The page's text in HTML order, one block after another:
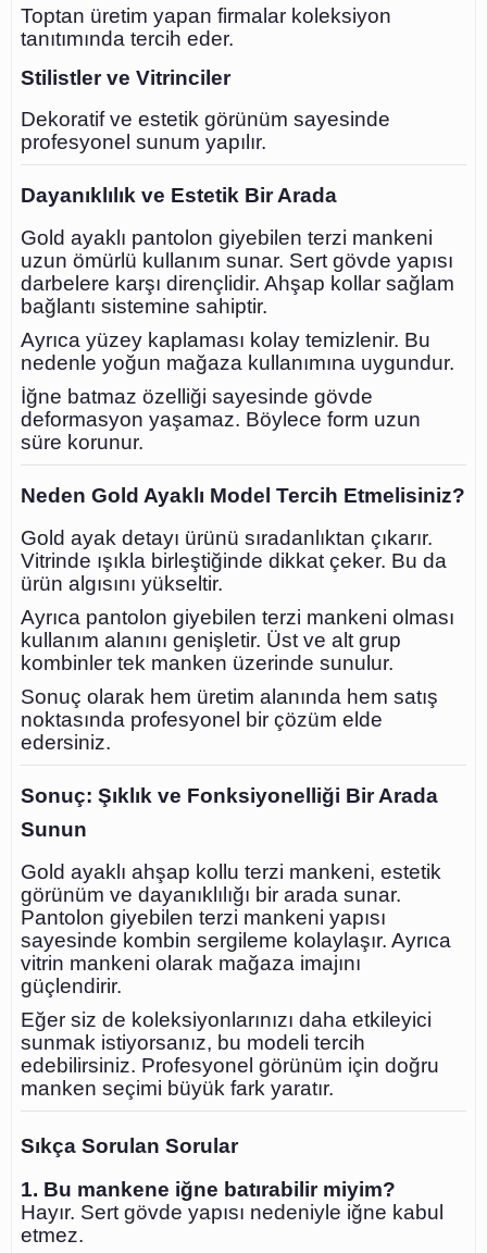
Toptan üretim yapan firmalar koleksiyon
tanıtımında tercih eder.
Stilistler ve Vitrinciler
Dekoratif ve estetik görünüm sayesinde
profesyonel sunum yapılır.
Dayanıklılık ve Estetik Bir Arada
Gold ayaklı pantolon giyebilen terzi mankeni
uzun ömürlü kullanım sunar. Sert gövde yapısı
darbelere karşı dirençlidir. Ahşap kollar sağlam
bağlantı sistemine sahiptir.
Ayrıca yüzey kaplaması kolay temizlenir. Bu
nedenle yoğun mağaza kullanımına uygundur.
İğne batmaz özelliği sayesinde gövde
deformasyon yaşamaz. Böylece form uzun
süre korunur.
Neden Gold Ayaklı Model Tercih Etmelisiniz?
Gold ayak detayı ürünü sıradanlıktan çıkarır.
Vitrinde ışıkla birleştiğinde dikkat çeker. Bu da
ürün algısını yükseltir.
Ayrıca pantolon giyebilen terzi mankeni olması
kullanım alanını genişletir. Üst ve alt grup
kombinler tek manken üzerinde sunulur.
Sonuç olarak hem üretim alanında hem satış
noktasında profesyonel bir çözüm elde
edersiniz.
Sonuç: Şıklık ve Fonksiyonelliği Bir Arada
Sunun
Gold ayaklı ahşap kollu terzi mankeni, estetik
görünüm ve dayanıklılığı bir arada sunar.
Pantolon giyebilen terzi mankeni yapısı
sayesinde kombin sergileme kolaylaşır. Ayrıca
vitrin mankeni olarak mağaza imajını
güçlendirir.
Eğer siz de koleksiyonlarınızı daha etkileyici
sunmak istiyorsanız, bu modeli tercih
edebilirsiniz. Profesyonel görünüm için doğru
manken seçimi büyük fark yaratır.
Sıkça Sorulan Sorular
1. Bu mankene iğne batırabilir miyim?
Hayır. Sert gövde yapısı nedeniyle iğne kabul
etmez.